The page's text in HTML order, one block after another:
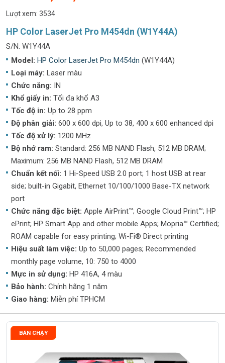
HP Color LaserJet Pro M454dn (W1Y44A)
S/N: W1Y44A
Model: HP Color LaserJet Pro M454dn (W1Y44A)
Loại máy: Laser màu
Chức năng: IN
Khổ giấy in: Tối đa khổ A3
Tốc độ in: Up to 28 ppm
Độ phân giải: 600 x 600 dpi, Up to 38, 400 x 600 enhanced dpi
Tốc độ xử lý: 1200 MHz
Bộ nhớ ram: Standard: 256 MB NAND Flash, 512 MB DRAM;
Maximum: 256 MB NAND Flash, 512 MB DRAM
Chuẩn kết nối: 1 Hi-Speed USB 2.0 port; 1 host USB at rear
side; built-in Gigabit, Ethernet 10/100/1000 Base-TX network
port
Chức năng đặc biệt: Apple AirPrint™; Google Cloud Print™; HP
ePrint; HP Smart App and other mobile Apps; Mopria™ Certified;
ROAM capable for easy printing; Wi-Fi® Direct printing
Hiệu suất làm việc: Up to 50,000 pages; Recommended
monthly page volume, 10: 750 to 4000
Mực in sử dụng: HP 416A, 4 màu
Bảo hành: Chính hãng 1 năm
Giao hàng: Miễn phí TPHCM
Lượt xem: 3534
BÁN CHẠY